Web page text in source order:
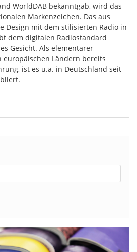
WorldDAB bekanntgab, wird das
Markenzeichen. Das aus
Design mit dem stilisierten Radio in
dem digitalen Radiostandard
Gesicht. Als elementarer
Ländern bereits
ist es u.a. in Deutschland seit